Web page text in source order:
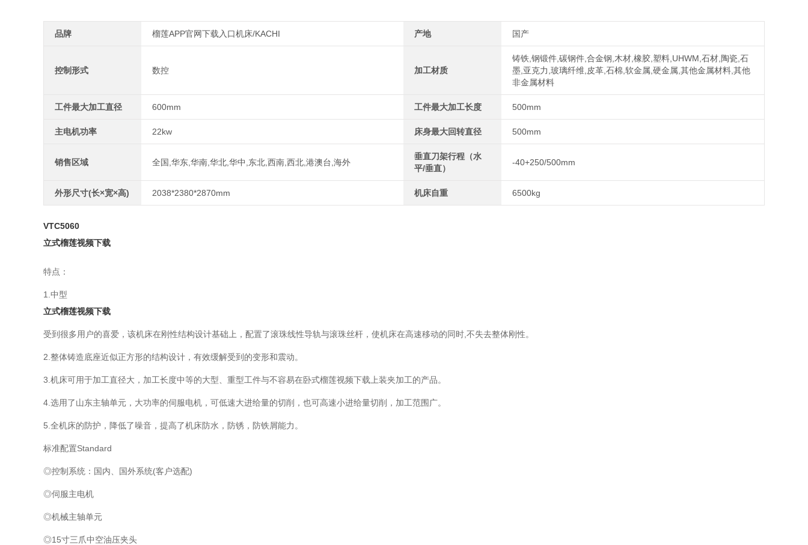
品牌 榴莲APP官网下载入口机床/KACHI 产地 国产
控制形式 数控 加工材质
铸铁,钢锻件,碳钢件,合金钢,木材,橡胶,塑料,UHWM,石材,陶瓷,石
墨,亚克力,玻璃纤维,皮革,石棉,软金属,硬金属,其他金属材料,其他
非金属材料
工件最大加工直径 600mm 工件最大加工长度 500mm
主电机功率 22kw 床身最大回转直径 500mm
销售区域 全国,华东,华南,华北,华中,东北,西南,西北,港澳台,海外
垂直刀架行程（水
平/垂直）
-40+250/500mm
外形尺寸(长×宽×高) 2038*2380*2870mm 机床自重 6500kg
VTC5060
立式榴莲视频下载
特点：
1.中型
立式榴莲视频下载
受到很多用户的喜爱，该机床在刚性结构设计基础上，配置了滚珠线性导轨与滚珠丝杆，使机床在高速移动的同时,不失去整体刚性。
2.整体铸造底座近似正方形的结构设计，有效缓解受到的变形和震动。
3.机床可用于加工直径大，加工长度中等的大型、重型工件与不容易在卧式榴莲视频下载上装夹加工的产品。
4.选用了山东主轴单元，大功率的伺服电机，可低速大进给量的切削，也可高速小进给量切削，加工范围广。
5.全机床的防护，降低了噪音，提高了机床防水，防锈，防铁屑能力。
标准配置Standard
◎控制系统：国内、国外系统(客户选配)
◎伺服主电机
◎机械主轴单元
◎15寸三爪中空油压夹头